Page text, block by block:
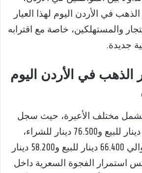
في الأردن اليوم لهذا العيار
والمستهلكين، خاصة مع اقترابه
جديدة.
الذهب في الأردن اليوم
مختلف الأعيرة، حيث سجل
عيار 18 نحو 83.200 دينار للبيع و76.500 دينار للشراء،
بينما بلغ عيار 14 حوالي 66.400 دينار للبيع و58.200 دينار
استمرار الفجوة السعرية داخل